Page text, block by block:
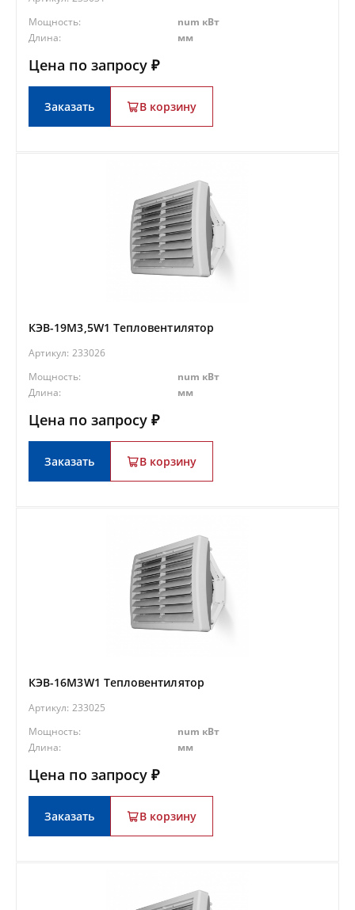
Мощность:
num кВт
Длина:
мм
Цена по запросу ₽
Заказать В корзину
КЭВ-19M3,5W1 Тепловентилятор
Артикул: 233026
Мощность:
num кВт
Длина:
мм
Цена по запросу ₽
Заказать В корзину
КЭВ-16M3W1 Тепловентилятор
Артикул: 233025
Мощность:
num кВт
Длина:
мм
Цена по запросу ₽
Заказать В корзину